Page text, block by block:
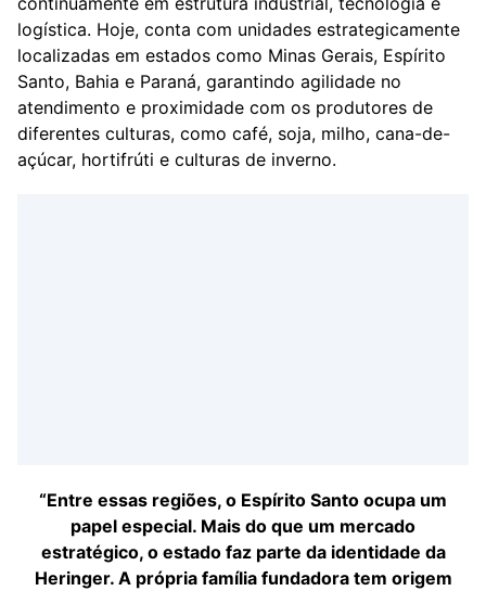
logística. Hoje, conta com unidades estrategicamente
localizadas em estados como Minas Gerais, Espírito
Santo, Bahia e Paraná, garantindo agilidade no
atendimento e proximidade com os produtores de
diferentes culturas, como café, soja, milho, cana-de-
açúcar, hortifrúti e culturas de inverno.
“Entre essas regiões, o Espírito Santo ocupa um
papel especial. Mais do que um mercado
estratégico, o estado faz parte da identidade da
Heringer. A própria família fundadora tem origem